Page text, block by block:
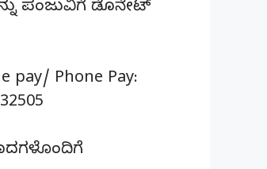
ಪಂಜುವಿಗೆ ಡೊನೇಟ್‌
pay/ Phone Pay: